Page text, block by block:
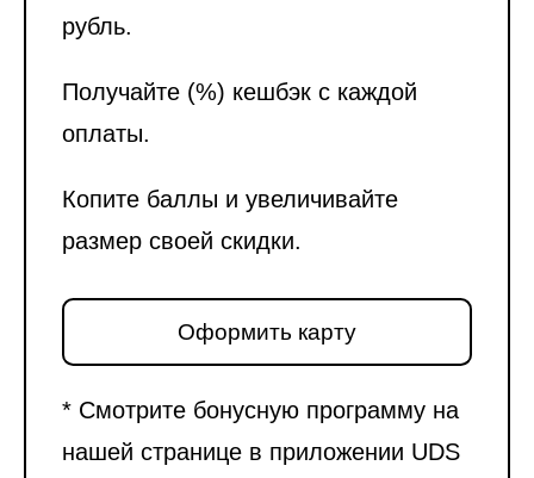
рубль.
Получайте (%) кешбэк с каждой
оплаты.
Копите баллы и увеличивайте
размер своей скидки.
Оформить карту
* Смотрите бонусную программу на
нашей странице в приложении UDS